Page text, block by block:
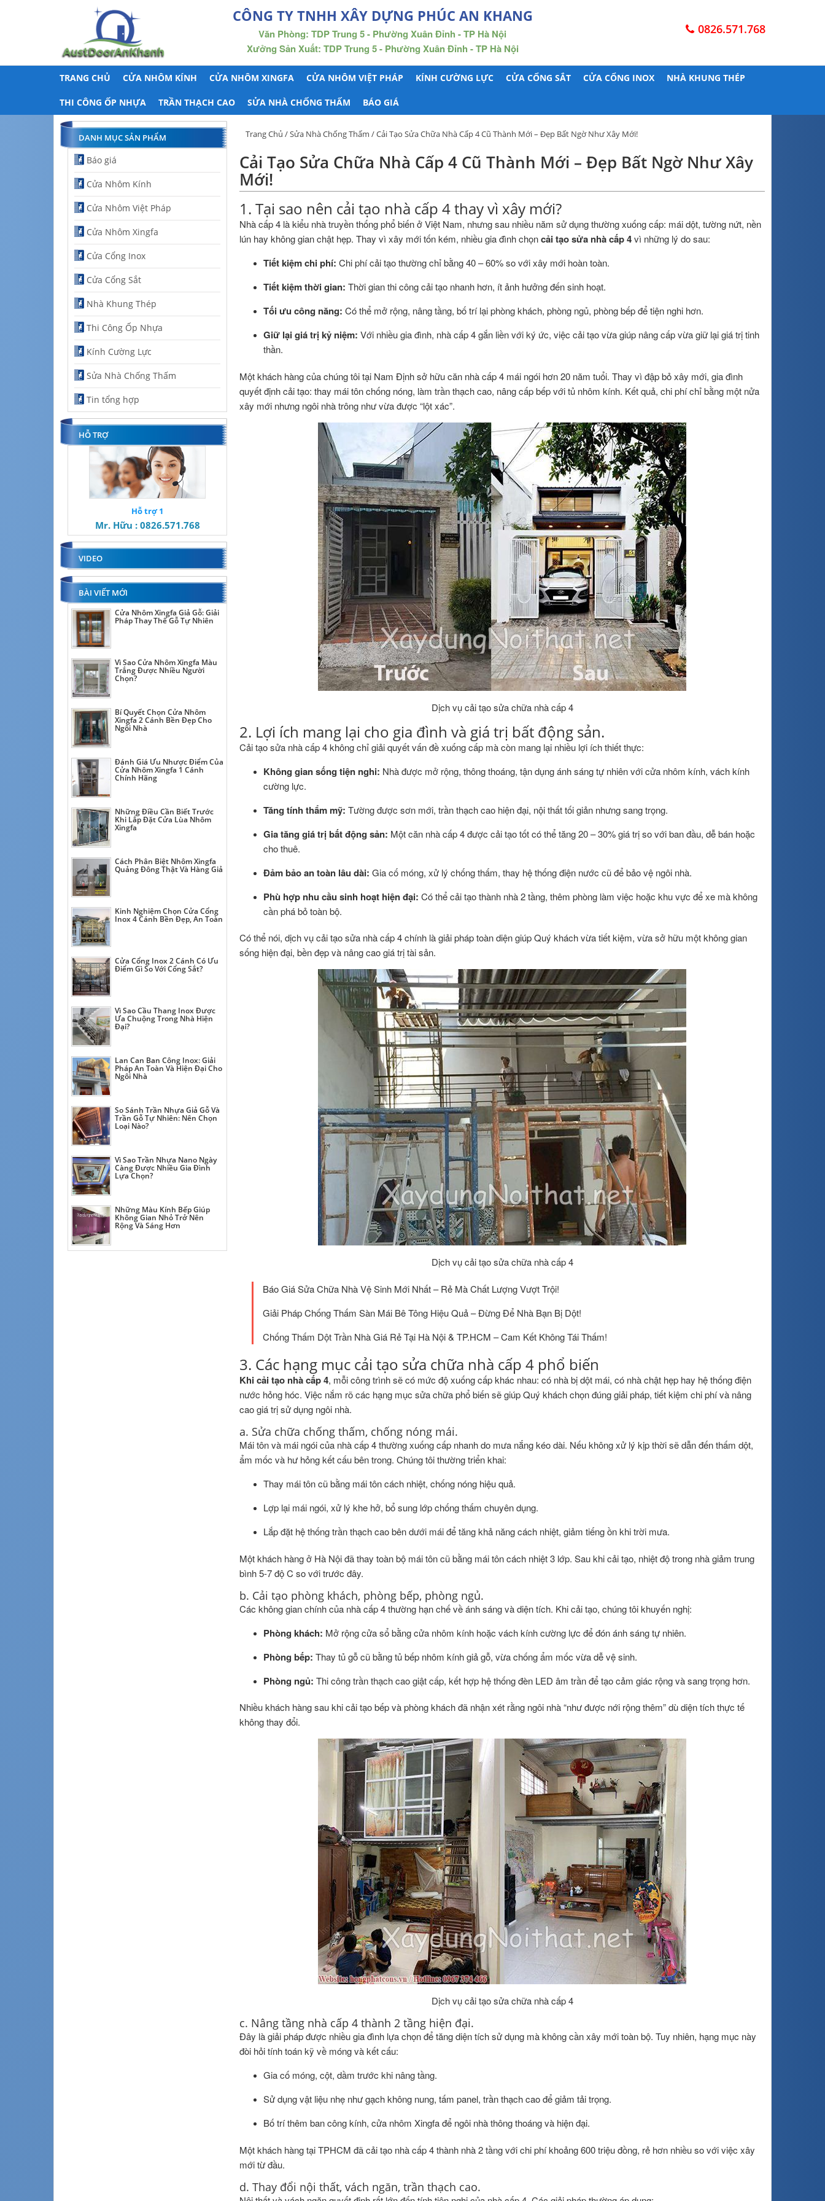
CÔNG TY TNHH XÂY DỰNG PHÚC AN KHANG
Văn Phòng: TDP Trung 5 - Phường Xuân Đỉnh - TP Hà Nội
Xưởng Sản Xuất: TDP Trung 5 - Phường Xuân Đỉnh - TP Hà Nội
0826.571.768
TRANG CHỦ CỬA NHÔM KÍNH CỬA NHÔM XINGFA CỬA NHÔM VIỆT PHÁP KÍNH CƯỜNG LỰC CỬA CỔNG SẮT CỬA CỔNG INOX NHÀ KHUNG THÉP
THI CÔNG ỐP NHỰA TRẦN THẠCH CAO SỬA NHÀ CHỐNG THẤM BÁO GIÁ
Trang Chủ /Sửa Nhà Chống Thấm / Cải Tạo Sửa Chữa Nhà Cấp 4 Cũ Thành Mới – Đẹp Bất Ngờ Như Xây Mới!
Cải Tạo Sửa Chữa Nhà Cấp 4 Cũ Thành Mới – Đẹp Bất Ngờ Như Xây
Mới!
1. Tại sao nên cải tạo nhà cấp 4 thay vì xây mới?
Nhà cấp 4 là kiểu nhà truyền thống phổ biến ở Việt Nam, nhưng sau nhiều năm sử dụng thường xuống cấp: mái dột, tường nứt, nền
lún hay không gian chật hẹp. Thay vì xây mới tốn kém, nhiều gia đình chọncải tạo sửa nhà cấp 4vì những lý do sau:
Tiết kiệm chi phí: Chi phí cải tạo thường chỉ bằng 40 – 60% so với xây mới hoàn toàn.
Tiết kiệm thời gian: Thời gian thi công cải tạo nhanh hơn, ít ảnh hưởng đến sinh hoạt.
Tối ưu công năng: Có thể mở rộng, nâng tầng, bố trí lại phòng khách, phòng ngủ, phòng bếp để tiện nghi hơn.
Giữ lại giá trị kỷ niệm: Với nhiều gia đình, nhà cấp 4 gắn liền với ký ức, việc cải tạo vừa giúp nâng cấp vừa giữ lại giá trị tinh
thần.
Một khách hàng của chúng tôi tại Nam Định sở hữu căn nhà cấp 4 mái ngói hơn 20 năm tuổi. Thay vì đập bỏ xây mới, gia đình
quyết định cải tạo: thay mái tôn chống nóng, làm trần thạch cao, nâng cấp bếp với tủ nhôm kính. Kết quả, chi phí chỉ bằng một nửa
xây mới nhưng ngôi nhà trông như vừa được “lột xác”.
Dịch vụ cải tạo sửa chữa nhà cấp 4
2. Lợi ích mang lại cho gia đình và giá trị bất động sản.
Cải tạo sửa nhà cấp 4 không chỉ giải quyết vấn đề xuống cấp mà còn mang lại nhiều lợi ích thiết thực:
Không gian sống tiện nghi: Nhà được mở rộng, thông thoáng, tận dụng ánh sáng tự nhiên với cửa nhôm kính, vách kính
cường lực.
Tăng tính thẩm mỹ: Tường được sơn mới, trần thạch cao hiện đại, nội thất tối giản nhưng sang trọng.
Gia tăng giá trị bất động sản: Một căn nhà cấp 4 được cải tạo tốt có thể tăng 20 – 30% giá trị so với ban đầu, dễ bán hoặc
cho thuê.
Đảm bảo an toàn lâu dài: Gia cố móng, xử lý chống thấm, thay hệ thống điện nước cũ để bảo vệ ngôi nhà.
Phù hợp nhu cầu sinh hoạt hiện đại: Có thể cải tạo thành nhà 2 tầng, thêm phòng làm việc hoặc khu vực để xe mà không
cần phá bỏ toàn bộ.
Có thể nói, dịch vụ cải tạo sửa nhà cấp 4 chính là giải pháp toàn diện giúp Quý khách vừa tiết kiệm, vừa sở hữu một không gian
sống hiện đại, bền đẹp và nâng cao giá trị tài sản.
Dịch vụ cải tạo sửa chữa nhà cấp 4
Báo Giá Sửa Chữa Nhà Vệ Sinh Mới Nhất – Rẻ Mà Chất Lượng Vượt Trội!
Giải Pháp Chống Thấm Sàn Mái Bê Tông Hiệu Quả – Đừng Để Nhà Bạn Bị Dột!
Chống Thấm Dột Trần Nhà Giá Rẻ Tại Hà Nội & TP.HCM – Cam Kết Không Tái Thấm!
3. Các hạng mục cải tạo sửa chữa nhà cấp 4 phổ biến
Khi cải tạo nhà cấp 4, mỗi công trình sẽ có mức độ xuống cấp khác nhau: có nhà bị dột mái, có nhà chật hẹp hay hệ thống điện
nước hỏng hóc. Việc nắm rõ các hạng mục sửa chữa phổ biến sẽ giúp Quý khách chọn đúng giải pháp, tiết kiệm chi phí và nâng
cao giá trị sử dụng ngôi nhà.
a. Sửa chữa chống thấm, chống nóng mái.
Mái tôn và mái ngói của nhà cấp 4 thường xuống cấp nhanh do mưa nắng kéo dài. Nếu không xử lý kịp thời sẽ dẫn đến thấm dột,
ẩm mốc và hư hỏng kết cấu bên trong. Chúng tôi thường triển khai:
Thay mái tôn cũ bằng mái tôn cách nhiệt, chống nóng hiệu quả.
Lợp lại mái ngói, xử lý khe hở, bổ sung lớp chống thấm chuyên dụng.
Lắp đặt hệ thống trần thạch cao bên dưới mái để tăng khả năng cách nhiệt, giảm tiếng ồn khi trời mưa.
Một khách hàng ở Hà Nội đã thay toàn bộ mái tôn cũ bằng mái tôn cách nhiệt 3 lớp. Sau khi cải tạo, nhiệt độ trong nhà giảm trung
bình 5-7 độ C so với trước đây.
b. Cải tạo phòng khách, phòng bếp, phòng ngủ.
Các không gian chính của nhà cấp 4 thường hạn chế về ánh sáng và diện tích. Khi cải tạo, chúng tôi khuyến nghị:
Phòng khách: Mở rộng cửa sổ bằng cửa nhôm kính hoặc vách kính cường lực để đón ánh sáng tự nhiên.
Phòng bếp: Thay tủ gỗ cũ bằng tủ bếp nhôm kính giả gỗ, vừa chống ẩm mốc vừa dễ vệ sinh.
Phòng ngủ: Thi công trần thạch cao giật cấp, kết hợp hệ thống đèn LED âm trần để tạo cảm giác rộng và sang trọng hơn.
Nhiều khách hàng sau khi cải tạo bếp và phòng khách đã nhận xét rằng ngôi nhà “như được nới rộng thêm” dù diện tích thực tế
không thay đổi.
Dịch vụ cải tạo sửa chữa nhà cấp 4
c. Nâng tầng nhà cấp 4 thành 2 tầng hiện đại.
Đây là giải pháp được nhiều gia đình lựa chọn để tăng diện tích sử dụng mà không cần xây mới toàn bộ. Tuy nhiên, hạng mục này
đòi hỏi tính toán kỹ về móng và kết cấu:
Gia cố móng, cột, dầm trước khi nâng tầng.
Sử dụng vật liệu nhẹ như gạch không nung, tấm panel, trần thạch cao để giảm tải trọng.
Bố trí thêm ban công kính, cửa nhôm Xingfa để ngôi nhà thông thoáng và hiện đại.
Một khách hàng tại TPHCM đã cải tạo nhà cấp 4 thành nhà 2 tầng với chi phí khoảng 600 triệu đồng, rẻ hơn nhiều so với việc xây
mới từ đầu.
d. Thay đổi nội thất, vách ngăn, trần thạch cao.
DANH MỤC SẢN PHẨM
Báo giá
Cửa Nhôm Kính
Cửa Nhôm Việt Pháp
Cửa Nhôm Xingfa
Cửa Cổng Inox
Cửa Cổng Sắt
Nhà Khung Thép
Thi Công Ốp Nhựa
Kính Cường Lực
Sửa Nhà Chống Thấm
Tin tổng hợp
HỖ TRỢ
Hỗ trợ 1
Mr. Hữu : 0826.571.768
VIDEO
BÀI VIẾT MỚI
Cửa Nhôm Xingfa Giả Gỗ: Giải
Pháp Thay Thế Gỗ Tự Nhiên
Vì Sao Cửa Nhôm Xingfa Màu
Trắng Được Nhiều Người
Chọn?
Bí Quyết Chọn Cửa Nhôm
Xingfa 2 Cánh Bền Đẹp Cho
Ngôi Nhà
Đánh Giá Ưu Nhược Điểm Của
Cửa Nhôm Xingfa 1 Cánh
Chính Hãng
Những Điều Cần Biết Trước
Khi Lắp Đặt Cửa Lùa Nhôm
Xingfa
Cách Phân Biệt Nhôm Xingfa
Quảng Đông Thật Và Hàng Giả
Kinh Nghiệm Chọn Cửa Cổng
Inox 4 Cánh Bền Đẹp, An Toàn
Cửa Cổng Inox 2 Cánh Có Ưu
Điểm Gì So Với Cổng Sắt?
Vì Sao Cầu Thang Inox Được
Ưa Chuộng Trong Nhà Hiện
Đại?
Lan Can Ban Công Inox: Giải
Pháp An Toàn Và Hiện Đại Cho
Ngôi Nhà
So Sánh Trần Nhựa Giả Gỗ Và
Trần Gỗ Tự Nhiên: Nên Chọn
Loại Nào?
Vì Sao Trần Nhựa Nano Ngày
Càng Được Nhiều Gia Đình
Lựa Chọn?
Những Màu Kính Bếp Giúp
Không Gian Nhỏ Trở Nên
Rộng Và Sáng Hơn